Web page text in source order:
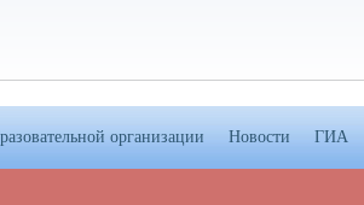
организации Новости ГИА